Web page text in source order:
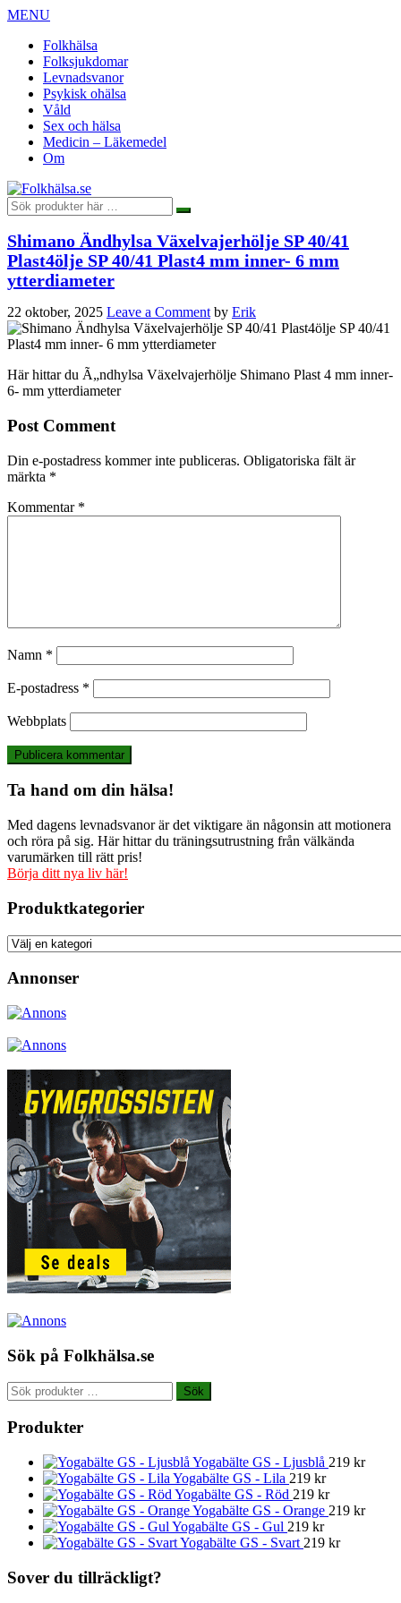
MENU
Folkhälsa
Folksjukdomar
Levnadsvanor
Psykisk ohälsa
Våld
Sex och hälsa
Medicin – Läkemedel
Om
Shimano Ändhylsa Växelvajerhölje SP 40/41
Plast4ölje SP 40/41 Plast4 mm inner- 6 mm
ytterdiameter
22 oktober, 2025 Leave a Comment by Erik
Här hittar du Ã„ndhylsa Växelvajerhölje Shimano Plast 4 mm inner-
6- mm ytterdiameter
Post Comment
Din e-postadress kommer inte publiceras. Obligatoriska fält är
märkta *
Kommentar *
Namn *
E-postadress *
Webbplats
Ta hand om din hälsa!
Med dagens levnadsvanor är det viktigare än någonsin att motionera
och röra på sig. Här hittar du träningsutrustning från välkända
varumärken till rätt pris!
Börja ditt nya liv här!
Produktkategorier
Annonser
Sök på Folkhälsa.se
Sök
efter:
Sök
Produkter
Yogabälte GS - Ljusblå 219 kr
Yogabälte GS - Lila 219 kr
Yogabälte GS - Röd 219 kr
Yogabälte GS - Orange 219 kr
Yogabälte GS - Gul 219 kr
Yogabälte GS - Svart 219 kr
Sover du tillräckligt?